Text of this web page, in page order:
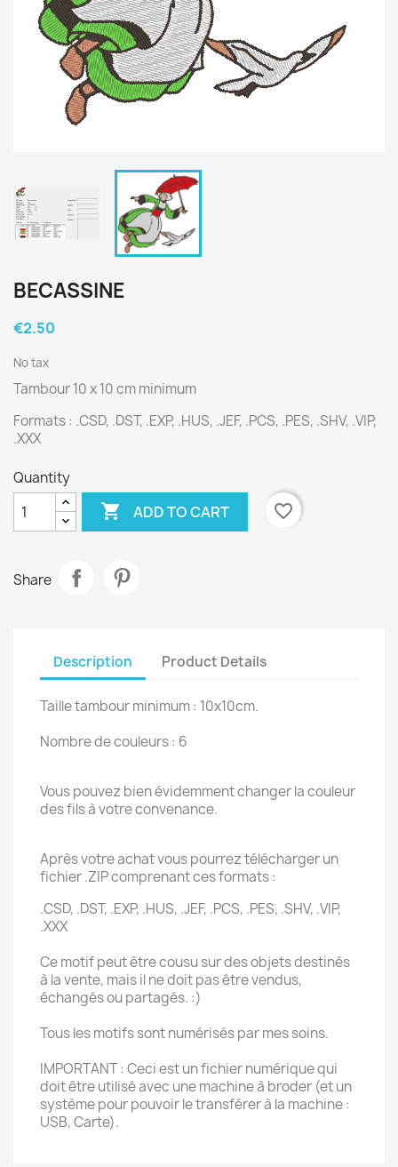
BECASSINE
€2.50
No tax
Tambour 10 x 10 cm minimum
Formats : .CSD, .DST, .EXP, .HUS, .JEF, .PCS, .PES, .SHV, .VIP,
.XXX
Quantity
 ADD TO CART favorite_border
Share
Description Product Details
Taille tambour minimum : 10x10cm.
Nombre de couleurs : 6
Vous pouvez bien évidemment changer la couleur
des fils à votre convenance.
Après votre achat vous pourrez télécharger un
fichier .ZIP comprenant ces formats :
.CSD, .DST, .EXP, .HUS, .JEF, .PCS, .PES, .SHV, .VIP,
.XXX
Ce motif peut être cousu sur des objets destinés
à la vente, mais il ne doit pas être vendus,
échangés ou partagés. :)
Tous les motifs sont numérisés par mes soins.
IMPORTANT : Ceci est un fichier numérique qui
doit être utilisé avec une machine à broder (et un
système pour pouvoir le transférer à la machine :
USB, Carte).